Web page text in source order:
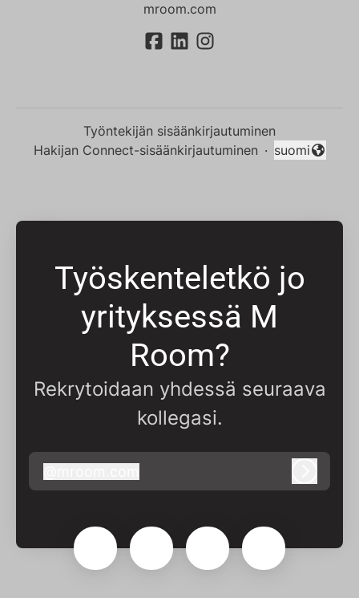
mroom.com
Työntekijän sisäänkirjautuminen
Hakijan Connect-sisäänkirjautuminen ·
Vaihda kieli
suomi
Työskenteletkö jo
yrityksessä M
Room?
Rekrytoidaan yhdessä seuraava
kollegasi.
mroom.com